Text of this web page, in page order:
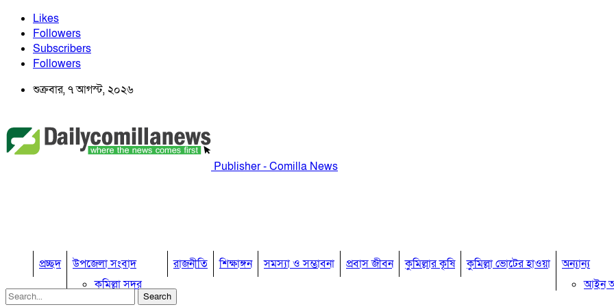
Likes
Followers
Subscribers
Followers
শুক্রবার, ৭ আগস্ট, ২০২৬
Publisher - Comilla News
প্রচ্ছদ
উপজেলা সংবাদ
কুমিল্লা সদর
কুমিল্লা সদর দক্ষিণ
রাজনীতি শিক্ষাঙ্গন সমস্যা ও সম্ভাবনা প্রবাস জীবন কুমিল্লার কৃষি কুমিল্লা ভোটের হাওয়া
অন্যান্য
আইন